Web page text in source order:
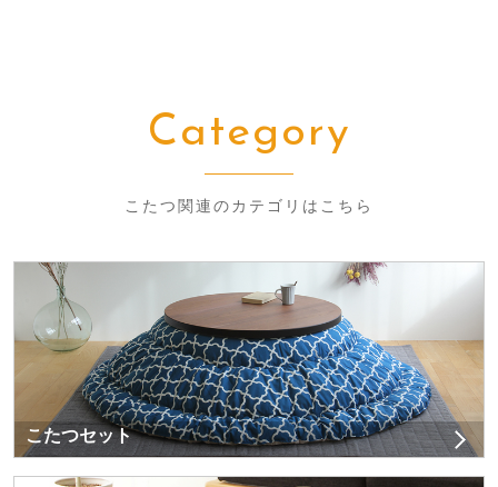
Category
こたつ関連のカテゴリはこちら
こたつセット